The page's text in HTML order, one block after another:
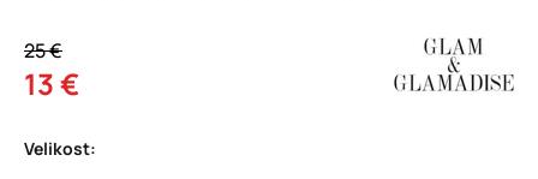
25 €
13 €
Velikost: